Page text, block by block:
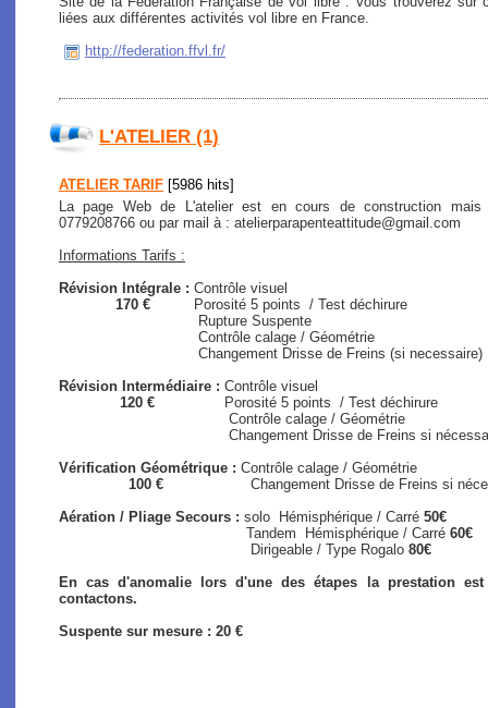
liées aux différentes activités vol libre en France.
http://federation.ffvl.fr/
L'ATELIER (1)
ATELIER TARIF [5986 hits]
La page Web de L'atelier est en cours de construction
0779208766 ou par mail à : atelierparapenteattitude@gmail.com
Informations Tarifs :
Révision Intégrale : Contrôle visuel
170 € Porosité 5 points / Test déchirure
Rupture Suspente
Contrôle calage / Géométrie
Changement Drisse de Freins (si necessaire)
Révision Intermédiaire : Contrôle visuel
120 € Porosité 5 points / Test déchirure
Contrôle calage / Géométrie
Changement Drisse de Freins si nécessaire
Vérification Géométrique : Contrôle calage / Géométrie
100 € Changement Drisse de Freins si
Aération / Pliage Secours : solo Hémisphérique / Carré 50€
Tandem Hémisphérique / Carré 60€
Dirigeable / Type Rogalo 80€
En cas d'anomalie lors d'une des étapes la prestation
contactons.
Suspente sur mesure : 20 €